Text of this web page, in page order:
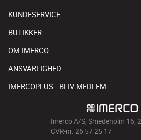
KUNDESERVICE
BUTIKKER
OM IMERCO
ANSVARLIGHED
IMERCOPLUS - BLIV MEDLEM
Imerco A/S, Smedeholm 16,
CVR-nr. 26 57 25 17